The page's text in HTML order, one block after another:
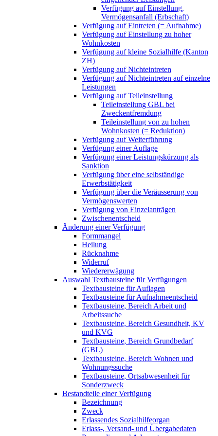
Verfügung auf Einstellung,
Vermögensanfall (Erbschaft)
Verfügung auf Eintreten (= Aufnahme)
Verfügung auf Einstellung zu hoher
Wohnkosten
Verfügung auf kleine Sozialhilfe (Kanton
ZH)
Verfügung auf Nichteintreten
Verfügung auf Nichteintreten auf einzelne
Leistungen
Verfügung auf Teileinstellung
Teileinstellung GBL bei
Zweckentfremdung
Teileinstellung von zu hohen
Wohnkosten (= Reduktion)
Verfügung auf Weiterführung
Verfügung einer Auflage
Verfügung einer Leistungskürzung als
Sanktion
Verfügung über eine selbständige
Erwerbstätigkeit
Verfügung über die Veräusserung von
Vermögenswerten
Verfügung von Einzelanträgen
Zwischenentscheid
Änderung einer Verfügung
Formmangel
Heilung
Rücknahme
Widerruf
Wiedererwägung
Auswahl Textbausteine für Verfügungen
Textbausteine für Auflagen
Textbausteine für Aufnahmeentscheid
Textbausteine, Bereich Arbeit und
Arbeitssuche
Textbausteine, Bereich Gesundheit, KV
und KVG
Textbausteine, Bereich Grundbedarf
(GBL)
Textbausteine, Bereich Wohnen und
Wohnungssuche
Textbausteine, Ortsabwesenheit für
Sonderzweck
Bestandteile einer Verfügung
Bezeichnung
Zweck
Erlassendes Sozialhilfeorgan
Erlass-, Versand- und Übergabedaten